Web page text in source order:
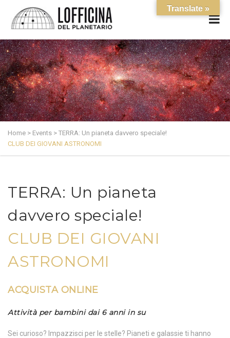
Home > Events > TERRA: Un pianeta davvero speciale!
CLUB DEI GIOVANI ASTRONOMI
TERRA: Un pianeta
davvero speciale!
CLUB DEI GIOVANI
ASTRONOMI
ACQUISTA ONLINE
Attività per bambini dai 6 anni in su
Sei curioso? Impazzisci per le stelle? Pianeti e galassie ti hanno
Translate »